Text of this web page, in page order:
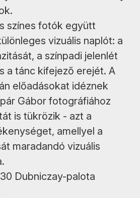
színes fotók együtt
vizuális naplót: a
a színpadi jelenlét
a tánc kifejező erejét. A
előadásokat idéznek
Gábor fotográfiához
is tükrözik - azt a
amellyel a
maradandó vizuális
Dubniczay-palota